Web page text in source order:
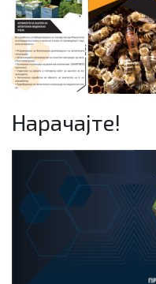
Нарачајте!